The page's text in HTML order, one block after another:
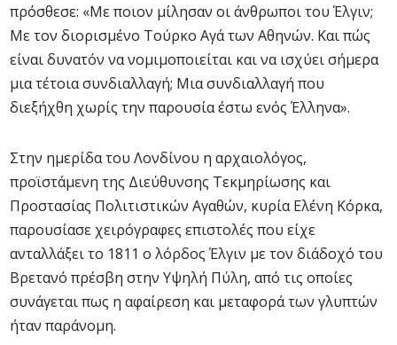
πρόσθεσε: «Με ποιον μίλησαν οι άνθρωποι του Έλγιν;
Με τον διορισμένο Τούρκο Αγά των Αθηνών. Και πώς
είναι δυνατόν να νομιμοποιείται και να ισχύει σήμερα
μια τέτοια συνδιαλλαγή; Μια συνδιαλλαγή που
διεξήχθη χωρίς την παρουσία έστω ενός Έλληνα».
Στην ημερίδα του Λονδίνου η αρχαιολόγος,
προϊστάμενη της Διεύθυνσης Τεκμηρίωσης και
Προστασίας Πολιτιστικών Αγαθών, κυρία Ελένη Κόρκα,
παρουσίασε χειρόγραφες επιστολές που είχε
ανταλλάξει το 1811 ο λόρδος Έλγιν με τον διάδοχό του
Βρετανό πρέσβη στην Υψηλή Πύλη, από τις οποίες
συνάγεται πως η αφαίρεση και μεταφορά των γλυπτών
ήταν παράνομη.